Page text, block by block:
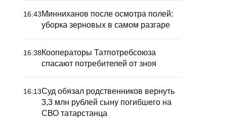
16:43Минниханов после осмотра полей:
уборка зерновых в самом разгаре
16:38Кооператоры Татпотребсоюза
спасают потребителей от зноя
16:13Суд обязал родственников вернуть
3,3 млн рублей сыну погибшего на
СВО татарстанца